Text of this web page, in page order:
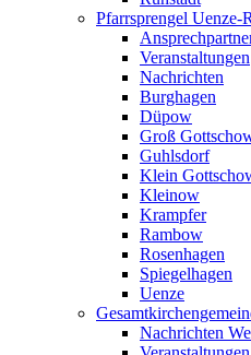
Pfarrsprengel Uenze-
Veranstaltungen
Nachrichten
Burghagen
Düpow
Groß
Guhlsdorf
Klein
Kleinow
Krampfer
Rambow
Rosenhagen
Spiegelhagen
Uenze
Nachrichten